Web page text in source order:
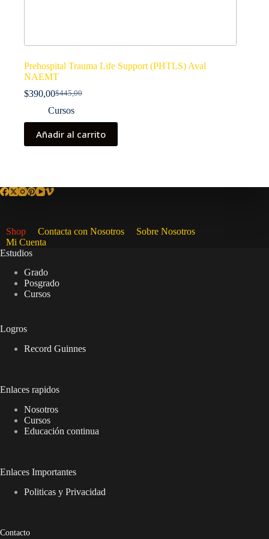
Prehospital Trauma Life Support (PHTLS) Aval
NAEMT
$445,00
El
precio
era:
$445,00.
$390,00El
precio
es:
$390,00.
Cursos
Añadir al carrito
Shop Contacta con Nosotros
Sobre Nosotros
Mi Cuenta
Estudios
Grado
Posgrado
Cursos
Logros
Record Guinnes
Enlaces rapidos
Nosotros
Cursos
Educación continua
Enlaces Importantes
Politicas y Privacidad
Contacto